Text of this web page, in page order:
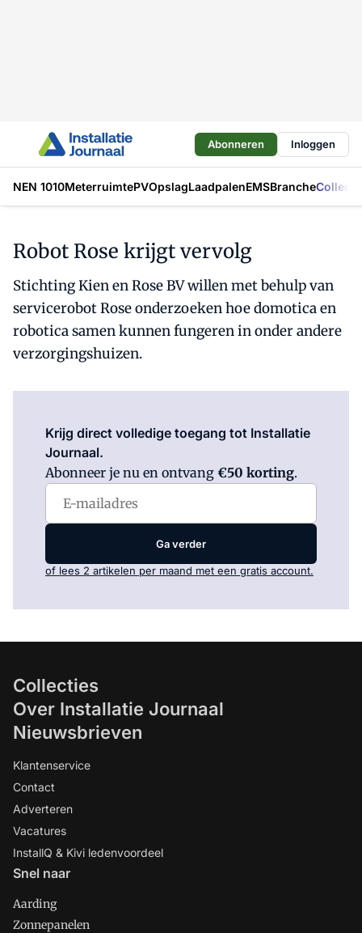
Abonneren Inloggen
NEN 1010MeterruimtePVOpslagLaadpalenEMSBranche
Robot Rose krijgt vervolg
Stichting Kien en Rose BV willen met behulp van
servicerobot Rose onderzoeken hoe domotica en
robotica samen kunnen fungeren in onder andere
verzorgingshuizen.
Krijg direct volledige toegang tot Installatie
Journaal.
Abonneer je nu en ontvang €50 korting.
Ga verder
of lees 2 artikelen per maand met een gratis account.
Collecties
Over Installatie Journaal
Nieuwsbrieven
Klantenservice
Contact
Adverteren
Vacatures
InstallQ & Kivi ledenvoordeel
Snel naar
Aarding
Zonnepanelen